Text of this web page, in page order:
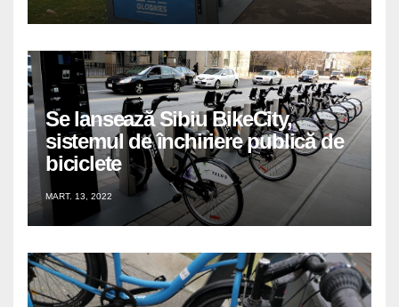
Se lansează Sibiu BikeCity,
sistemul de închiriere publică de
biciclete
MART. 13, 2022